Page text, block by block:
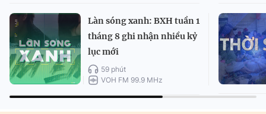
Làn sóng xanh: BXH tuần 1
tháng 8 ghi nhận nhiều kỷ
lục mới
59 phút
VOH FM 99.9 MHz